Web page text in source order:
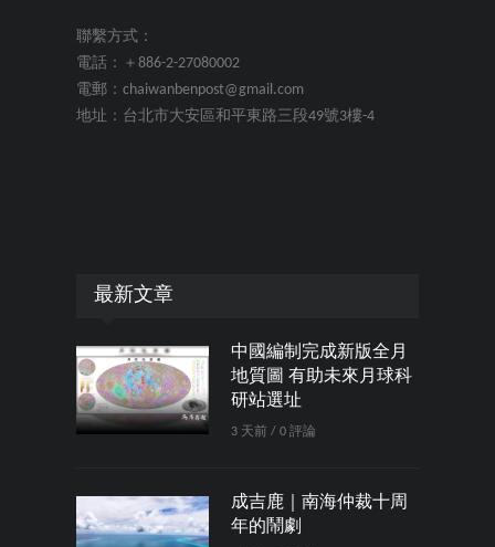
聯繫方式：
電話：＋886-2-27080002
電郵：chaiwanbenpost@gmail.com
地址：台北市大安區和平東路三段49號3樓-4
最新文章
中國編制完成新版全月
地質圖 有助未來月球科
研站選址
3 天前 / 0 評論
成吉鹿｜南海仲裁十周
年的鬧劇